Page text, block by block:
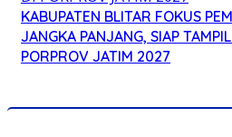
KABUPATEN BLITAR FOKUS
JANGKA PANJANG, SIAP
PORPROV JATIM 2027